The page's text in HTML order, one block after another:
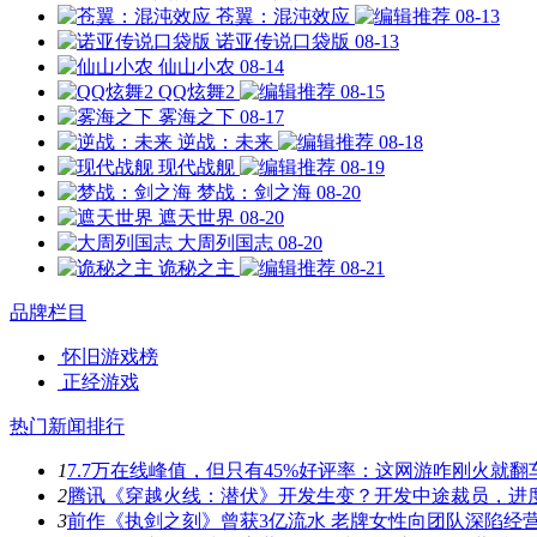
苍翼：混沌效应
08-13
诺亚传说口袋版 08-13
仙山小农 08-14
QQ炫舞2
08-15
雾海之下 08-17
逆战：未来
08-18
现代战舰
08-19
梦战：剑之海 08-20
遮天世界 08-20
大周列国志 08-20
诡秘之主
08-21
品牌栏目
怀旧游戏榜
正经游戏
热门新闻排行
17.7万在线峰值，但只有45%好评率：这网游咋刚火就翻
2腾讯《穿越火线：潜伏》开发生变？开发中途裁员，进
3前作《执剑之刻》曾获3亿流水 老牌女性向团队深陷经